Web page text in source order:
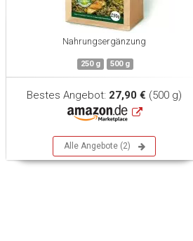
Nahrungsergänzung
250 g 500 g
Bestes Angebot: 27,90 € (500 g)
Alle Angebote (2)